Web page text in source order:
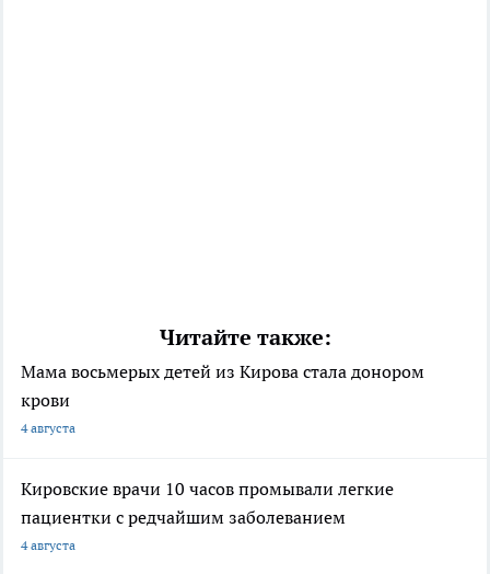
Читайте также:
Мама восьмерых детей из Кирова стала донором
крови
4 августа
Кировские врачи 10 часов промывали легкие
пациентки с редчайшим заболеванием
4 августа